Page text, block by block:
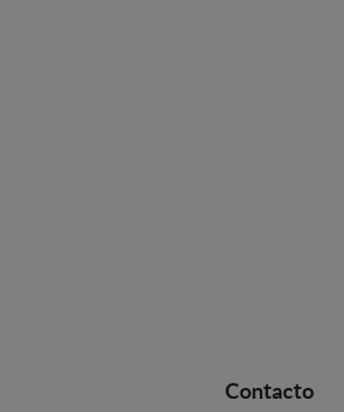
Contacto